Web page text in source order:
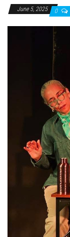
June 5, 2025 0